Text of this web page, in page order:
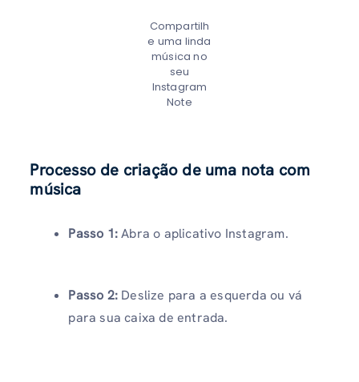
Compartilh
e uma linda
música no
seu
Instagram
Note
Processo de criação de uma nota com
música
Passo 1:Abra o aplicativo Instagram.
Passo 2: Deslize para a esquerda ou vá
para sua caixa de entrada.